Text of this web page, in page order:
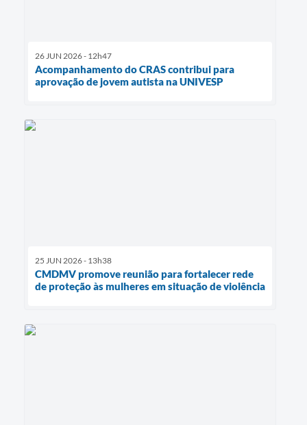
26 JUN 2026 - 12h47
Acompanhamento do CRAS contribui para
aprovação de jovem autista na UNIVESP
25 JUN 2026 - 13h38
CMDMV promove reunião para fortalecer rede
de proteção às mulheres em situação de violência